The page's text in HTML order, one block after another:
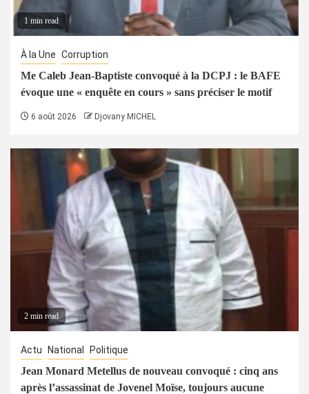
1 min read
À la Une Corruption
Me Caleb Jean-Baptiste convoqué à la DCPJ : le BAFE
évoque une « enquête en cours » sans préciser le motif
6 août 2026 Djovany MICHEL
2 min read
Actu National Politique
Jean Monard Metellus de nouveau convoqué : cinq ans
après l’assassinat de Jovenel Moïse, toujours aucune